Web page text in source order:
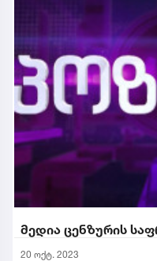
მედია ცენზურის
20 ოქტ. 2023